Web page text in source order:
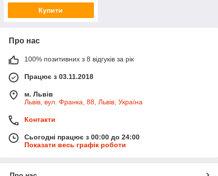
Купити
Про нас
100% позитивних з 8 відгуків за рік
Працює з 03.11.2018
м. Львів
Львів, вул. Франка, 88, Львів, Україна
Контакти
Сьогодні працює з 00:00 до 24:00
Показати весь графік роботи